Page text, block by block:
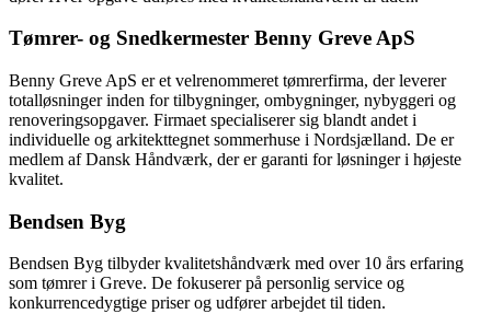
Tømrer- og Snedkermester Benny Greve ApS
Benny Greve ApS er et velrenommeret tømrerfirma, der leverer
totalløsninger inden for tilbygninger, ombygninger, nybyggeri og
renoveringsopgaver. Firmaet specialiserer sig blandt andet i
individuelle og arkitekttegnet sommerhuse i Nordsjælland. De er
medlem af Dansk Håndværk, der er garanti for løsninger i højeste
kvalitet.
Bendsen Byg
Bendsen Byg tilbyder kvalitetshåndværk med over 10 års erfaring
som tømrer i Greve. De fokuserer på personlig service og
konkurrencedygtige priser og udfører arbejdet til tiden.